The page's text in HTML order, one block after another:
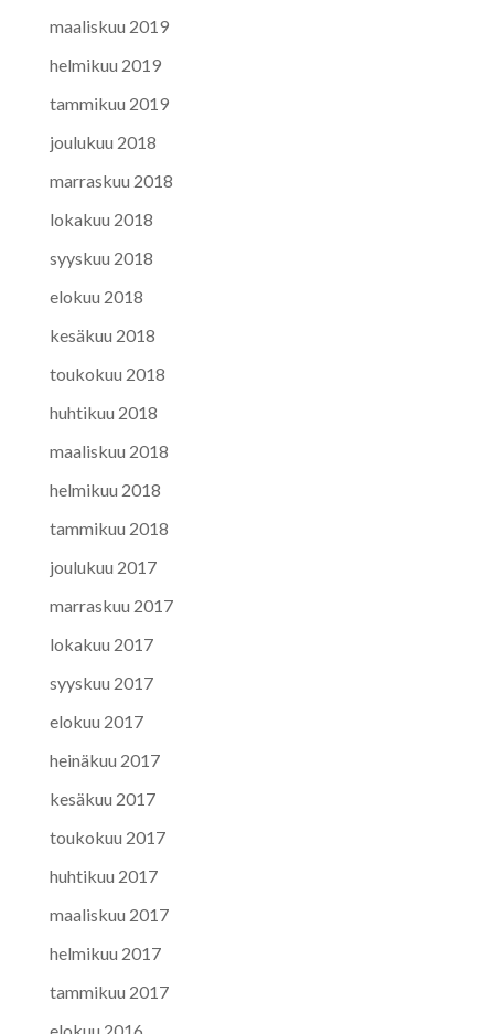
maaliskuu 2019
helmikuu 2019
tammikuu 2019
joulukuu 2018
marraskuu 2018
lokakuu 2018
syyskuu 2018
elokuu 2018
kesäkuu 2018
toukokuu 2018
huhtikuu 2018
maaliskuu 2018
helmikuu 2018
tammikuu 2018
joulukuu 2017
marraskuu 2017
lokakuu 2017
syyskuu 2017
elokuu 2017
heinäkuu 2017
kesäkuu 2017
toukokuu 2017
huhtikuu 2017
maaliskuu 2017
helmikuu 2017
tammikuu 2017